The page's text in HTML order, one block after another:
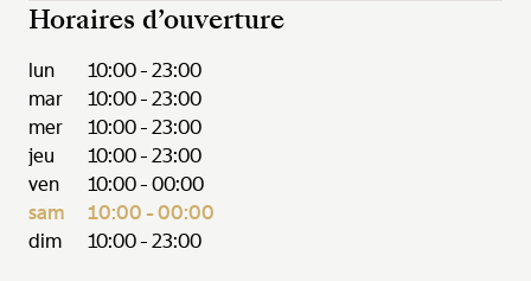
Horaires d’ouverture
lun
10:00 - 23:00
mar
10:00 - 23:00
mer
10:00 - 23:00
jeu
10:00 - 23:00
ven
10:00 - 00:00
sam
10:00 - 00:00
dim
10:00 - 23:00